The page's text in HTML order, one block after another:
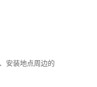
安装地点周边的